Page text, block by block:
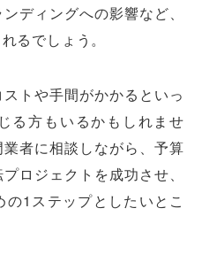
ディングへの影響など、
るでしょう。
トや手間がかかるといっ
る方もいるかもしれませ
者に相談しながら、予算
ロジェクトを成功させ、
1ステップとしたいとこ